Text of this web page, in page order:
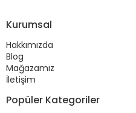
Kurumsal
Hakkımızda
Blog
Mağazamız
İletişim
Popüler Kategoriler